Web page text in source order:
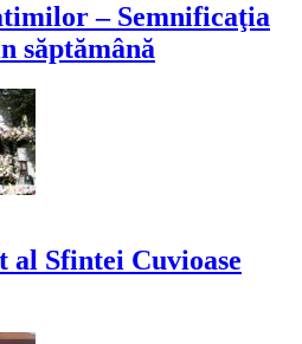
– Semnificaţia
săptămână
al Sfintei Cuvioase